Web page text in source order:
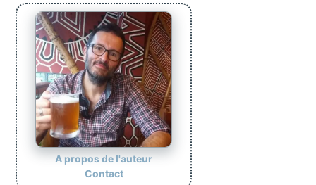
A propos de l'auteur
Contact